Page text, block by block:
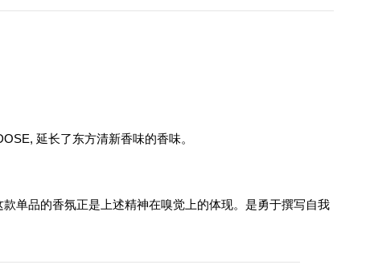
延长了东方清新香味的香味。
单品的香氛正是上述精神在嗅觉上的体现。是勇于撰写自我